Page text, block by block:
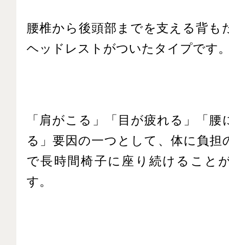
腰椎から後頭部までを支える背も
ヘッドレストがついたタイプです
「肩がこる」「目が疲れる」「腰
る」要因の一つとして、体に負担
で長時間椅子に座り続けること
す。